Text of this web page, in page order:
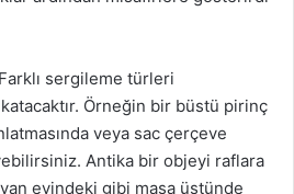
Farklı sergileme türleri
Örneğin bir büstü pirinç
veya sac çerçeve
Antika bir objeyi raflara
evindeki gibi masa üstünde